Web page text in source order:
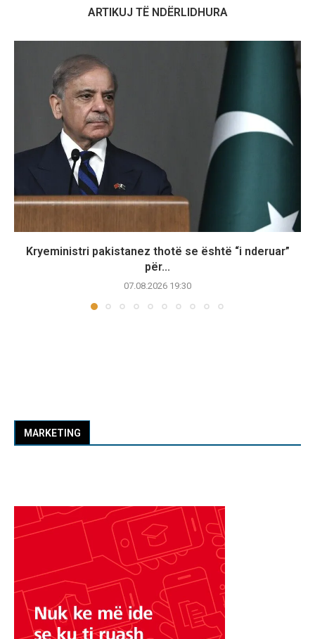
ARTIKUJ TË NDËRLIDHURA
Kryeministri pakistanez thotë se është “i nderuar”
për...
07.08.2026 19:30
MARKETING